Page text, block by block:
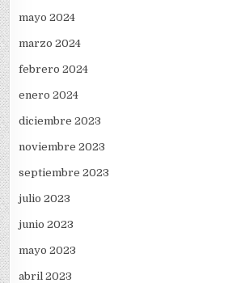
mayo 2024
marzo 2024
febrero 2024
enero 2024
diciembre 2023
noviembre 2023
septiembre 2023
julio 2023
junio 2023
mayo 2023
abril 2023